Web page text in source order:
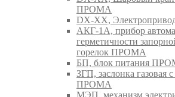
ПРОМА
DX-XX,
АКГ-1А, прибор
герметичности
горелок ПРОМА
БП, блок питания
ЗГП, заслонка газовая
ПРОМА
МЭП, механизм